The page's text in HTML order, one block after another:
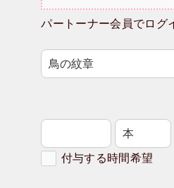
パートーナー会員でログ
付与する時間希望